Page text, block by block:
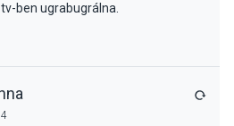
ben ugrabugrálna.